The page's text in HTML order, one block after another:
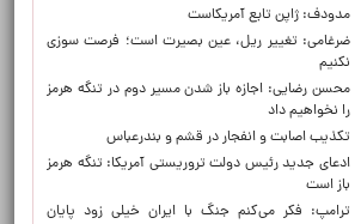
مدودف: ژاپن تابع آمریکاست
ضرغامی: تغییر ریل، عین بصیرت است؛ فرصت سوزی
نکنیم
محسن رضایی: اجازه باز شدن مسیر دوم در تنگه هرمز
را نخواهیم داد
تکذیب اصابت و انفجار در قشم و بندرعباس
ادعای جدید رئیس دولت تروریستی آمریکا: تنگه هرمز
باز است
ترامپ: فکر می‌کنم جنگ با ایران خیلی زود پایان